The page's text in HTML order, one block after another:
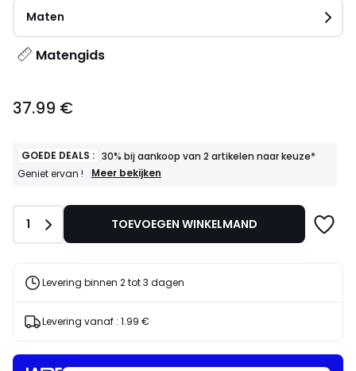
Maten
Matengids
€.
37.99 €
GOEDE DEALS : 30% bij aankoop van 2 artikelen naar keuze*
Geniet ervan !
GOEDE
artikelen
Geniet
Meer bekijken
Aantal
1 TOEVOEGEN WINKELMAND
Levering binnen 2 tot 3 dagen
Levering vanaf : 1.99 €